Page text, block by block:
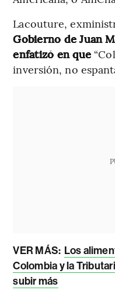
Lacouture,
Gobierno de Juan
enfatizó en que
inversión, no
VER MÁS: Los
Colombia y la
subir más